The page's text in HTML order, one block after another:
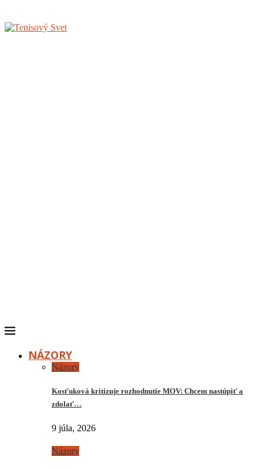
NÁZORY
Názory
Kosťuková kritizuje rozhodnutie MOV: Chcem nastúpiť a
zdolať…
9 júla, 2026
Názory